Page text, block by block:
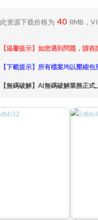
此资源下载价格为 40 RMB，
【温馨提示】如您遇到問題，請
【下載提示】所有檔案均以壓縮
【無碼破解】AI無碼破解業務正